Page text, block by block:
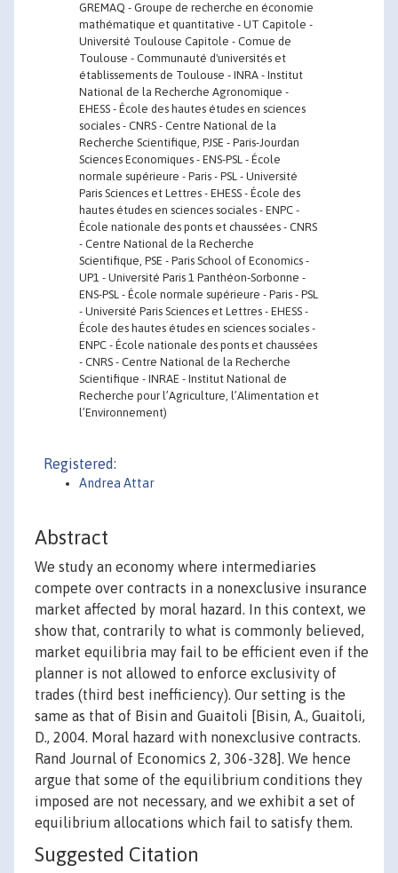
GREMAQ - Groupe de recherche en économie
mathématique et quantitative - UT Capitole -
Université Toulouse Capitole - Comue de
Toulouse - Communauté d'universités et
établissements de Toulouse - INRA - Institut
National de la Recherche Agronomique -
EHESS - École des hautes études en sciences
sociales - CNRS - Centre National de la
Recherche Scientifique, PJSE - Paris-Jourdan
Sciences Economiques - ENS-PSL - École
normale supérieure - Paris - PSL - Université
Paris Sciences et Lettres - EHESS - École des
hautes études en sciences sociales - ENPC -
École nationale des ponts et chaussées - CNRS
- Centre National de la Recherche
Scientifique, PSE - Paris School of Economics -
UP1 - Université Paris 1 Panthéon-Sorbonne -
ENS-PSL - École normale supérieure - Paris - PSL
- Université Paris Sciences et Lettres - EHESS -
École des hautes études en sciences sociales -
ENPC - École nationale des ponts et chaussées
- CNRS - Centre National de la Recherche
Scientifique - INRAE - Institut National de
Recherche pour l’Agriculture, l’Alimentation et
l’Environnement)
Registered:
Andrea Attar
Abstract
We study an economy where intermediaries
compete over contracts in a nonexclusive insurance
market affected by moral hazard. In this context, we
show that, contrarily to what is commonly believed,
market equilibria may fail to be efficient even if the
planner is not allowed to enforce exclusivity of
trades (third best inefficiency). Our setting is the
same as that of Bisin and Guaitoli [Bisin, A., Guaitoli,
D., 2004. Moral hazard with nonexclusive contracts.
Rand Journal of Economics 2, 306-328]. We hence
argue that some of the equilibrium conditions they
imposed are not necessary, and we exhibit a set of
equilibrium allocations which fail to satisfy them.
Suggested Citation